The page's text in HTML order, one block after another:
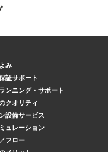
み
証サポート
ンニング・サポート
クオリティ
設備サービス
ュレーション
フロー